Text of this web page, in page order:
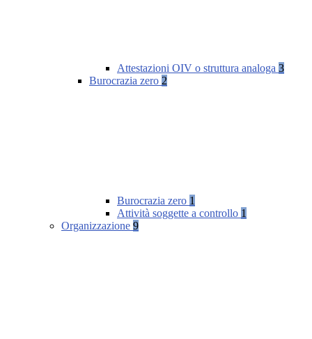
Attestazioni OIV o struttura analoga 3
Burocrazia zero 2
Burocrazia zero 1
Attività soggette a controllo 1
Organizzazione 9